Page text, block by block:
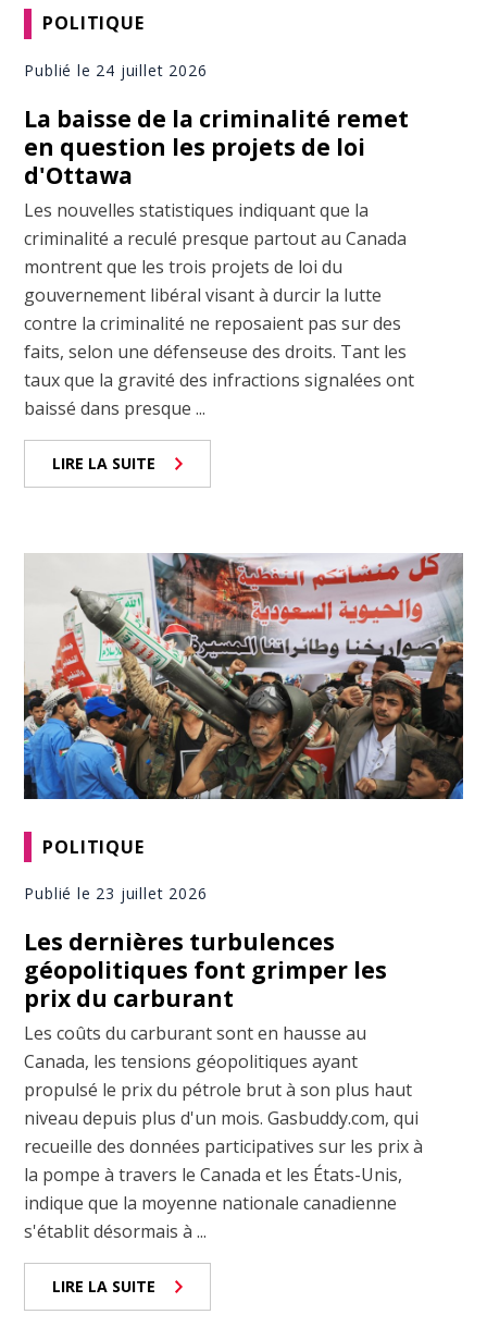
POLITIQUE
Publié le 24 juillet 2026
La baisse de la criminalité remet
en question les projets de loi
d'Ottawa
Les nouvelles statistiques indiquant que la
criminalité a reculé presque partout au Canada
montrent que les trois projets de loi du
gouvernement libéral visant à durcir la lutte
contre la criminalité ne reposaient pas sur des
faits, selon une défenseuse des droits. Tant les
taux que la gravité des infractions signalées ont
baissé dans presque ...
LIRE LA SUITE
POLITIQUE
Publié le 23 juillet 2026
Les dernières turbulences
géopolitiques font grimper les
prix du carburant
Les coûts du carburant sont en hausse au
Canada, les tensions géopolitiques ayant
propulsé le prix du pétrole brut à son plus haut
niveau depuis plus d'un mois. Gasbuddy.com, qui
recueille des données participatives sur les prix à
la pompe à travers le Canada et les États-Unis,
indique que la moyenne nationale canadienne
s'établit désormais à ...
LIRE LA SUITE